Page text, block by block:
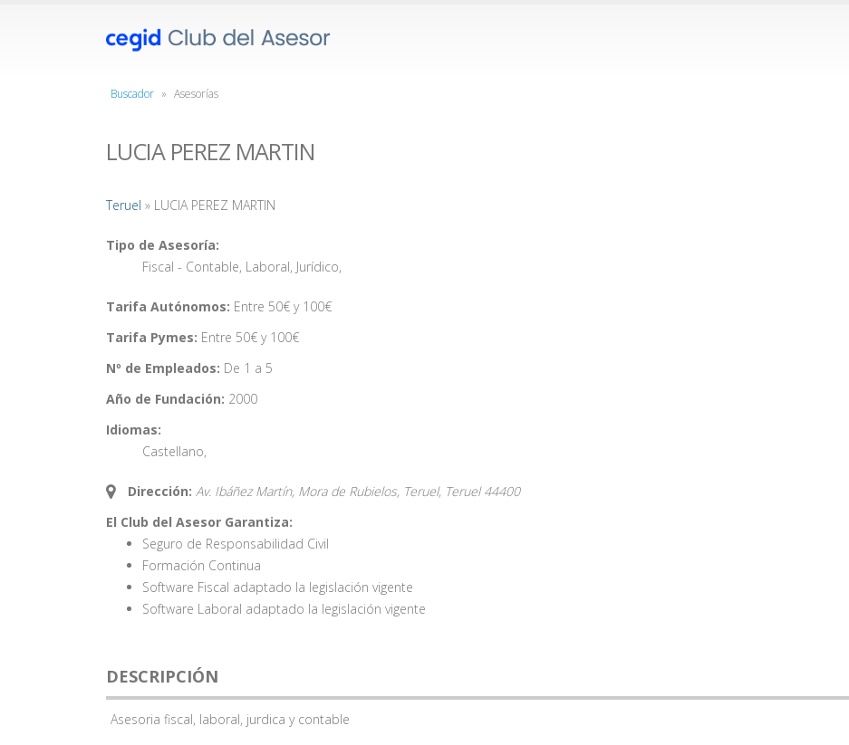
Buscador » Asesorías
LUCIA PEREZ MARTIN
Teruel » LUCIA PEREZ MARTIN
Tipo de Asesoría:
Fiscal - Contable, Laboral, Jurídico,
Tarifa Autónomos: Entre 50€ y 100€
Tarifa Pymes: Entre 50€ y 100€
Nº de Empleados: De 1 a 5
Año de Fundación: 2000
Idiomas:
Castellano,
Dirección: Av. Ibáñez Martín, Mora de Rubielos, Teruel, Teruel 44400
El Club del Asesor Garantiza:
Seguro de Responsabilidad Civil
Formación Continua
Software Fiscal adaptado la legislación vigente
Software Laboral adaptado la legislación vigente
DESCRIPCIÓN
Asesoria fiscal, laboral, jurdica y contable